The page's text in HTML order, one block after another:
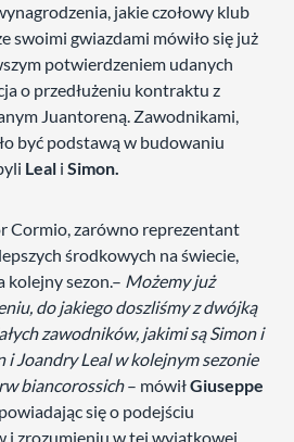
jakie czołowy klub
swoimi gwiazdami mówiło się już
potwierdzeniem udanych
o przedłużeniu kontraktu z
Juantoreną. Zawodnikami,
być podstawą w budowaniu
Leal i Simon.
Cormio, zarówno reprezentant
środkowych na świecie,
kolejny sezon.– Możemy już
do jakiego doszliśmy z dwójką
zawodników, jakimi są Simon i
i Joandry Leal w kolejnym sezonie
biancorossich– mówiłGiuseppe
się o podejściu
i zrozumieniu w tej wyjątkowej